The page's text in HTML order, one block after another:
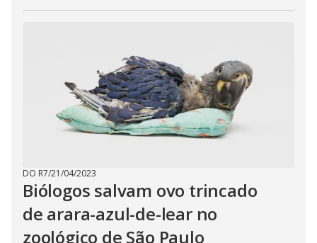
DO R7/21/04/2023
Biólogos salvam ovo trincado
de arara-azul-de-lear no
zoológico de São Paulo